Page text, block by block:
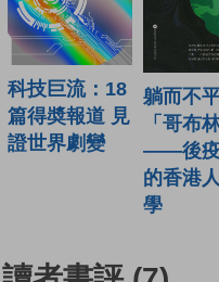
科技巨流：18
篇得奬報道 見
證世界劇變
躺而不
「哥布林
——後疫
的香港
學